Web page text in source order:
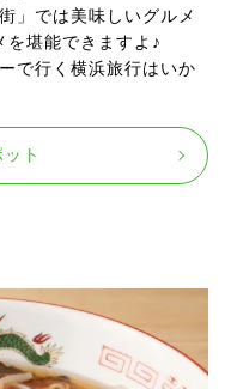
」では美味しいグルメ
を堪能できますよ♪
で行く横浜旅行はいか
ト